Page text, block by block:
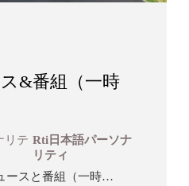
&番組（一時
リテ Rti日本語パーソナ
リティ
ースと番組（一時